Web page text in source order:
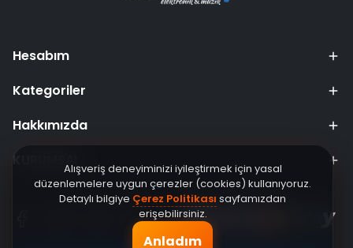
Alışveriş deneyiminizi iyileştirmek için yasal
düzenlemelere uygun çerezler (cookies) kullanıyoruz.
Detaylı bilgiye Çerez Politikası sayfamızdan
erişebilirsiniz.
Anladım
Hesabım
Kategoriler
Hakkımızda
KURUMSAL